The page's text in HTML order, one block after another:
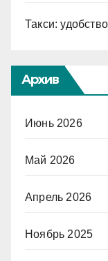
Такси:
Архив
Июнь 2026
Май 2026
Апрель 2026
Ноябрь 2025